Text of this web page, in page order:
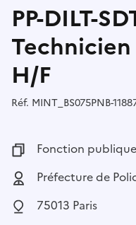
PP-DILT-
H/F
Réf. Référence :
MINT_BS075PNB-
Fonction publique :
Fonction
Employeur :
Préfecture de
Localisation :
75013 Paris